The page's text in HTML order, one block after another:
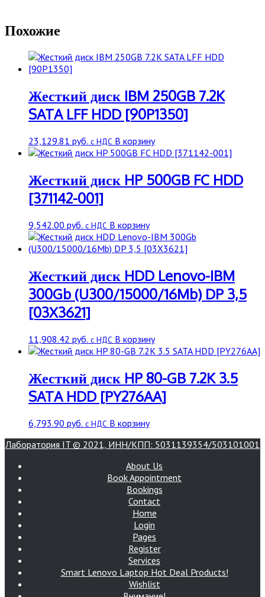
Похожие
Жесткий диск IBM 250GB 7.2K
SATA LFF HDD [90P1350]
23,129.81 руб. с НДС В корзину
Жесткий диск HP 500GB FC HDD
[371142-001]
9,542.00 руб. с НДС В корзину
Жесткий диск HDD Lenovo-IBM
300Gb (U300/15000/16Mb) DP 3,5
[03X3621]
11,908.42 руб. с НДС В корзину
Жесткий диск HP 80-GB 7.2K 3.5
SATA HDD [PY276AA]
6,793.90 руб. с НДС В корзину
Лаборатория IT © 2021, ИНН/КПП: 5031139354/503101001
About Us
Book Appointment
Bookings
Contact
Home
Login
Pages
Register
Services
Smart Lenovo Laptop Hot Deal Products!
Wishlist